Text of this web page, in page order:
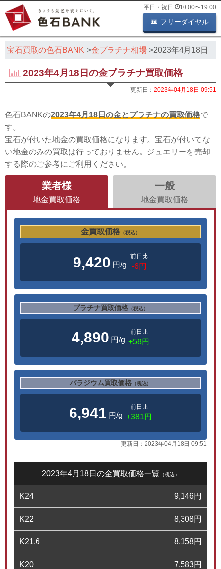
平日・祝日 10:00〜19:00
フリーダイヤル
宝石買取の色石BANK 金プラチナ相場 2023年4月18日
2023年4月18日の金プラチナ買取価格
更新日： 2023年04月18日 09:51
色石BANKの2023年4月18日の金とプラチナの買取価格で
す。
宝石が付いた地金の買取価格になります。宝石が付いてな
い地金のみの買取は行っておりません。ジュエリーを売却
する際のご参考にご利用ください。
業者様
地金買取価格
一般
地金買取価格
金買取価格 （税込）
9,420 円/g
前日比
-6円
プラチナ買取価格 （税込）
4,890 円/g
前日比
+58円
パラジウム買取価格 （税込）
6,941 円/g
前日比
+381円
更新日： 2023年04月18日 09:51
2023年4月18日の金買取価格一覧 （税込）
K24 9,146円
K22 8,308円
K21.6 8,158円
K20 7,583円